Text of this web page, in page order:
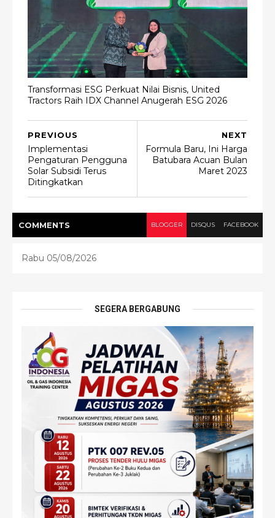
Transformasi ESG Perkuat Nilai Bisnis, United
Tractors Raih IDX Channel Anugerah ESG 2026
NEXT
Formula Baru, Ini Harga
Batubara Acuan Bulan
Maret 2023
PREVIOUS
Implementasi
Pengaturan Pengguna
Solar Subsidi Terus
Ditingkatkan
COMMENTS BLOGGER DISQUS FACEBOOK
Rabu 05/08/2026
SEGERA BERGABUNG